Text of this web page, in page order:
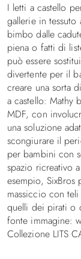
I letti a castello
gallerie in
bimbo dalle
piena o fatti di
può essere
divertente per il
creare una sorta
a castello: Mathy
MDF, con
una soluzione
scongiurare il
per bambini con
spazio ricreativo
esempio,
massiccio con
quelli dei pirati o
fonte immagine:
Collezione LITS